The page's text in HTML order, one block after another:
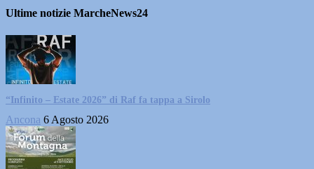
Ultime notizie MarcheNews24
“Infinito – Estate 2026” di Raf fa tappa a Sirolo
Ancona 6 Agosto 2026